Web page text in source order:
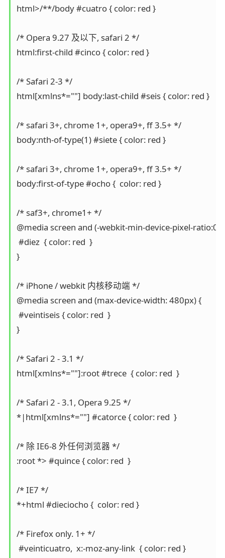
html>/**/body #cuatro { color: red }
/* Opera 9.27 及以下, safari 2 */
html:first-child #cinco { color: red }
/* Safari 2-3 */
html[xmlns*=""] body:last-child #seis { color: red }
/* safari 3+, chrome 1+, opera9+, ff 3.5+ */
body:nth-of-type(1) #siete { color: red }
/* safari 3+, chrome 1+, opera9+, ff 3.5+ */
body:first-of-type #ocho {  color: red }
/* saf3+, chrome1+ */
@media screen and (-webkit-min-device-pixel-ratio:0) {
#diez  { color: red  }
}
/* iPhone / webkit 内核移动端 */
@media screen and (max-device-width: 480px) {
#veintiseis { color: red  }
}
/* Safari 2 - 3.1 */
html[xmlns*=""]:root #trece  { color: red  }
/* Safari 2 - 3.1, Opera 9.25 */
*|html[xmlns*=""] #catorce { color: red  }
/* 除 IE6-8 外任何浏览器 */
:root *> #quince { color: red  }
/* IE7 */
*+html #dieciocho {  color: red }
/* Firefox only. 1+ */
#veinticuatro,  x:-moz-any-link  { color: red }